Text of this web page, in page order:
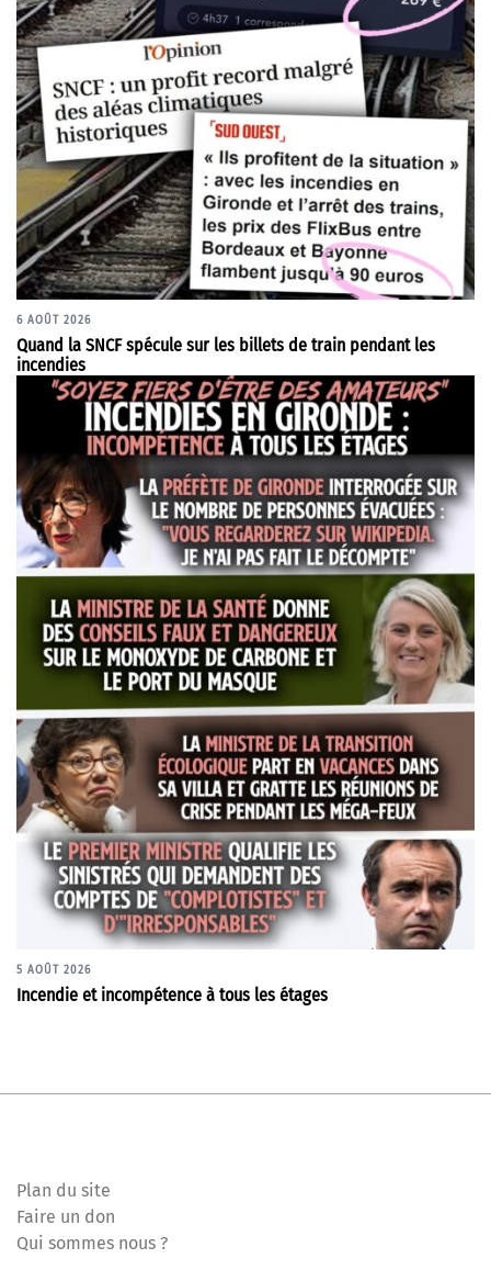
6 AOÛT 2026
Quand la SNCF spécule sur les billets de train pendant les
incendies
5 AOÛT 2026
Incendie et incompétence à tous les étages
Plan du site
Faire un don
Qui sommes nous ?